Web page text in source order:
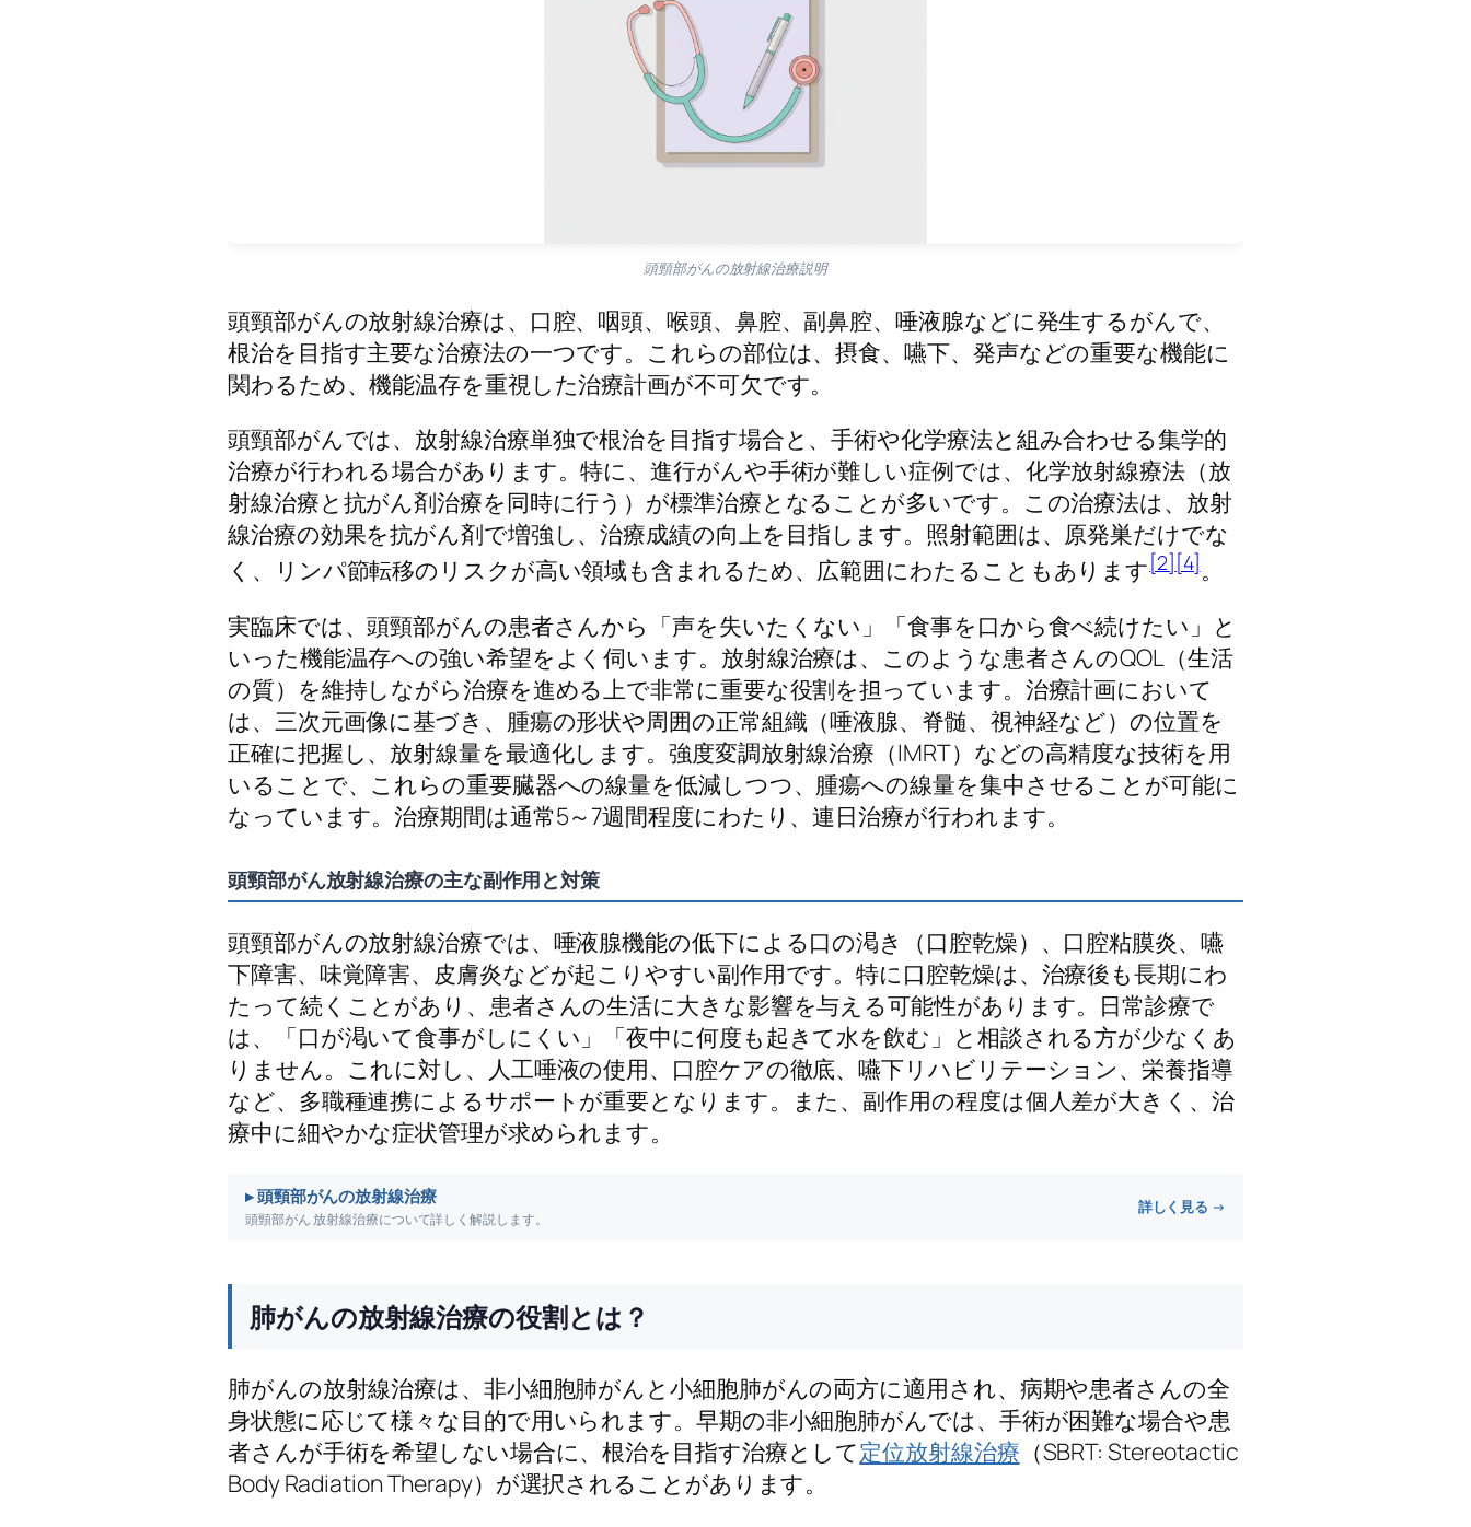
頭頸部がんの放射線治療説明
頭頸部がんの放射線治療は、口腔、咽頭、喉頭、鼻腔、副鼻腔、唾液腺などに発生するがんで、
根治を目指す主要な治療法の一つです。これらの部位は、摂食、嚥下、発声などの重要な機能に
関わるため、機能温存を重視した治療計画が不可欠です。
頭頸部がんでは、放射線治療単独で根治を目指す場合と、手術や化学療法と組み合わせる集学的
治療が行われる場合があります。特に、進行がんや手術が難しい症例では、化学放射線療法（放
射線治療と抗がん剤治療を同時に行う）が標準治療となることが多いです。この治療法は、放射
線治療の効果を抗がん剤で増強し、治療成績の向上を目指します。照射範囲は、原発巣だけでな
く、リンパ節転移のリスクが高い領域も含まれるため、広範囲にわたることもあります[2][4]。
実臨床では、頭頸部がんの患者さんから「声を失いたくない」「食事を口から食べ続けたい」と
いった機能温存への強い希望をよく伺います。放射線治療は、このような患者さんのQOL（生活
の質）を維持しながら治療を進める上で非常に重要な役割を担っています。治療計画において
は、三次元画像に基づき、腫瘍の形状や周囲の正常組織（唾液腺、脊髄、視神経など）の位置を
正確に把握し、放射線量を最適化します。強度変調放射線治療（IMRT）などの高精度な技術を用
いることで、これらの重要臓器への線量を低減しつつ、腫瘍への線量を集中させることが可能に
なっています。治療期間は通常5～7週間程度にわたり、連日治療が行われます。
頭頸部がん放射線治療の主な副作用と対策
頭頸部がんの放射線治療では、唾液腺機能の低下による口の渇き（口腔乾燥）、口腔粘膜炎、嚥
下障害、味覚障害、皮膚炎などが起こりやすい副作用です。特に口腔乾燥は、治療後も長期にわ
たって続くことがあり、患者さんの生活に大きな影響を与える可能性があります。日常診療で
は、「口が渇いて食事がしにくい」「夜中に何度も起きて水を飲む」と相談される方が少なくあ
りません。これに対し、人工唾液の使用、口腔ケアの徹底、嚥下リハビリテーション、栄養指導
など、多職種連携によるサポートが重要となります。また、副作用の程度は個人差が大きく、治
療中に細やかな症状管理が求められます。
▸ 頭頸部がんの放射線治療
頭頸部がん 放射線治療について詳しく解説します。
詳しく見る →
肺がんの放射線治療の役割とは？
肺がんの放射線治療は、非小細胞肺がんと小細胞肺がんの両方に適用され、病期や患者さんの全
身状態に応じて様々な目的で用いられます。早期の非小細胞肺がんでは、手術が困難な場合や患
者さんが手術を希望しない場合に、根治を目指す治療として定位放射線治療 （SBRT: Stereotactic
Body Radiation Therapy）が選択されることがあります。